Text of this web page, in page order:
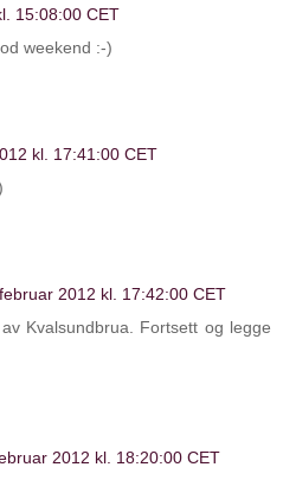
15:08:00 CET
weekend :-)
kl. 17:41:00 CET
2012 kl. 17:42:00 CET
Kvalsundbrua. Fortsett og legge
2012 kl. 18:20:00 CET